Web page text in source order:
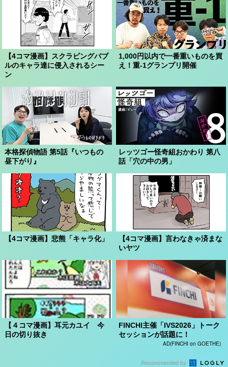
【4コマ漫画】スクラビングバブ
ルのキャラ達に侵入されるシー
ン
1,000円以内で一番重いものを買
え！重-1グランプリ開催
本格探偵物語 第5話『いつもの
昼下がり』
レッツゴー怪奇組おかわり 第八
話「穴の中の男」
【4コマ漫画】悲熊「キャラ化」
【4コマ漫画】言わなきゃ済まな
いヤツ
【４コマ漫画】耳元カユイ 今
日の切り抜き
FINCHI主催「IVS2026」トーク
セッションが話題に！
AD(FINCHI on GOETHE)
Recommended by